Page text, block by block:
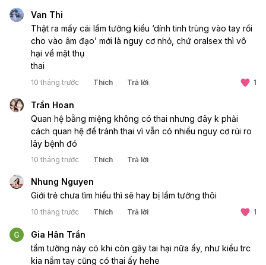
Van Thi
Thật ra mấy cái lầm tưởng kiểu ‘dính tinh trùng vào tay rồi
cho vào âm đạo’ mới là nguy cơ nhỏ, chứ oralsex thì vô
hại về mặt thụ
thai
10 tháng trước Thích Trả lời 1
Trần Hoan
Quan hệ bằng miệng không có thai nhưng đây k phải
cách quan hệ để tránh thai vì vẫn có nhiều nguy cơ rủi ro
lây bệnh đó
10 tháng trước Thích Trả lời
Nhung Nguyen
Giới trẻ chưa tìm hiểu thì sẽ hay bị lầm tưởng thôi
10 tháng trước Thích Trả lời 1
Gia Hân Trần
tầm tường này có khi còn gây tai hại nữa ấy, như kiểu trc
kia nắm tay cũng có thai ấy hehe